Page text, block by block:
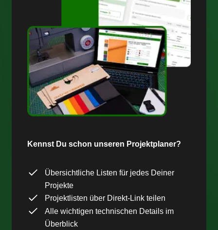
Kennst Du schon unseren Projektplaner?
Übersichtliche Listen für jedes Deiner
Projekte
Projektlisten über Direkt-Link teilen
Alle wichtigen technischen Details im
Überblick